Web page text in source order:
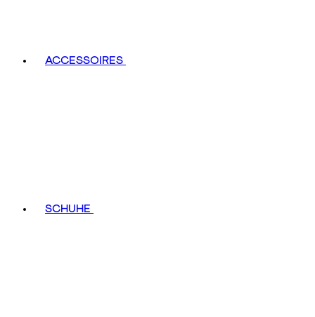
ACCESSOIRES
SCHUHE